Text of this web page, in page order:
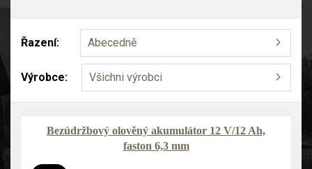
Řazení: Abecedně
Výrobce: Všichni výrobci
Bezúdržbový olověný akumulátor 12 V/12 Ah,
faston 6,3 mm